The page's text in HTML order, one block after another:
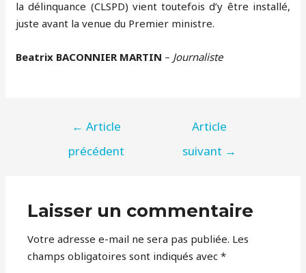
la délinquance (CLSPD) vient toutefois d’y être installé,
juste avant la venue du Premier ministre.
Beatrix BACONNIER MARTIN – Journaliste
NAVIGATION
DE
← Article
précédent
Article
suivant →
Laisser un commentaire
Votre adresse e-mail ne sera pas publiée. Les
champs obligatoires sont indiqués avec*